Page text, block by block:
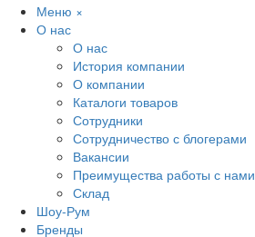
Меню ×
О нас
О нас
История компании
О компании
Каталоги товаров
Сотрудники
Сотрудничество с блогерами
Вакансии
Преимущества работы с нами
Склад
Шоу-Рум
Бренды